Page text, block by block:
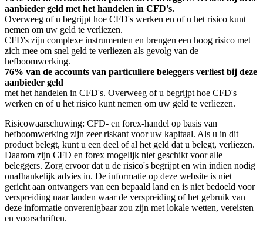
aanbieder geld met het handelen in CFD's.
Overweeg of u begrijpt hoe CFD's werken en of u het risico kunt
nemen om uw geld te verliezen.
CFD's zijn complexe instrumenten en brengen een hoog risico met
zich mee om snel geld te verliezen als gevolg van de
hefboomwerking.
76% van de accounts van particuliere beleggers verliest bij deze
aanbieder geld
met het handelen in CFD's. Overweeg of u begrijpt hoe CFD's
werken en of u het risico kunt nemen om uw geld te verliezen.
Risicowaarschuwing: CFD- en forex-handel op basis van
hefboomwerking zijn zeer riskant voor uw kapitaal. Als u in dit
product belegt, kunt u een deel of al het geld dat u belegt, verliezen.
Daarom zijn CFD en forex mogelijk niet geschikt voor alle
beleggers. Zorg ervoor dat u de risico's begrijpt en win indien nodig
onafhankelijk advies in. De informatie op deze website is niet
gericht aan ontvangers van een bepaald land en is niet bedoeld voor
verspreiding naar landen waar de verspreiding of het gebruik van
deze informatie onverenigbaar zou zijn met lokale wetten, vereisten
en voorschriften.